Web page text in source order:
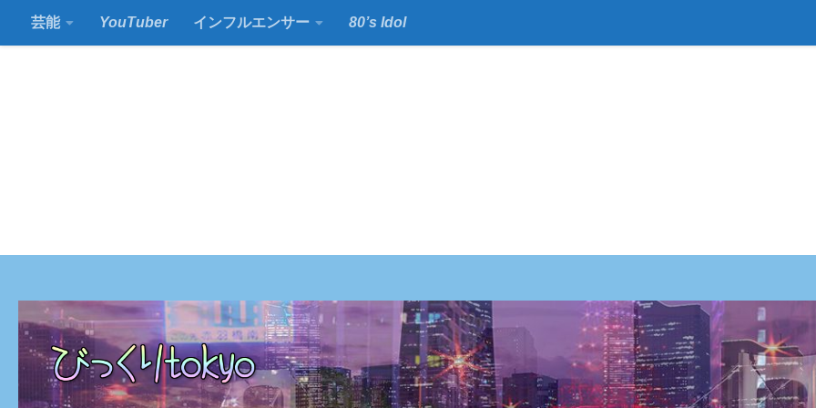
コンテンツの下
芸能 YouTuber インフルエンサー 80’s Idol